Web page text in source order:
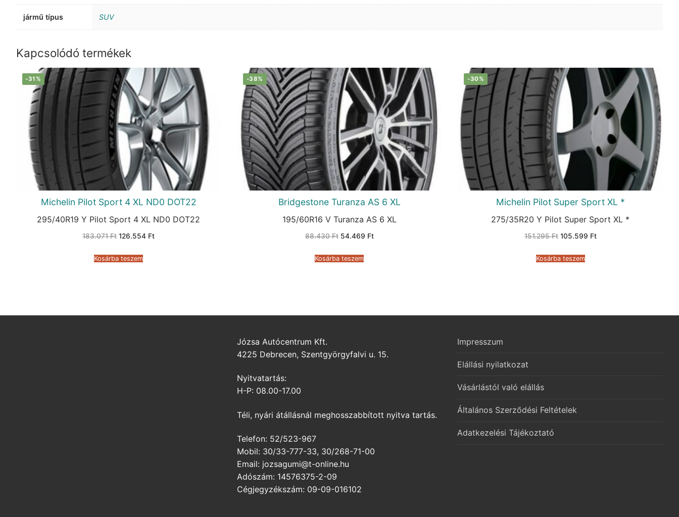
jármű típus SUV
Kapcsolódó termékek
-31%
Michelin Pilot Sport 4 XL ND0 DOT22
295/40R19 Y Pilot Sport 4 XL ND0 DOT22
183.071Ft Original
183.071 Ft.
126.554 FtCurrent
Kosárba teszem
-38%
Bridgestone Turanza AS 6 XL
195/60R16 V Turanza AS 6 XL
88.430Ft Original
88.430 Ft.
54.469 FtCurrent
Kosárba teszem
-30%
Michelin Pilot Super Sport XL *
275/35R20 Y Pilot Super Sport XL *
151.295Ft Original
151.295 Ft.
105.599 FtCurrent
Kosárba teszem
Józsa Autócentrum Kft.
4225 Debrecen, Szentgyörgyfalvi u. 15.
Nyitvatartás:
H-P: 08.00-17.00
Téli, nyári átállásnál meghosszabbított nyitva tartás.
Telefon: 52/523-967
Mobil: 30/33-777-33, 30/268-71-00
Email: jozsagumi@t-online.hu
Adószám: 14576375-2-09
Cégjegyzékszám: 09-09-016102
Impresszum
Elállási nyilatkozat
Vásárlástól való elállás
Általános Szerződési Feltételek
Adatkezelési Tájékoztató